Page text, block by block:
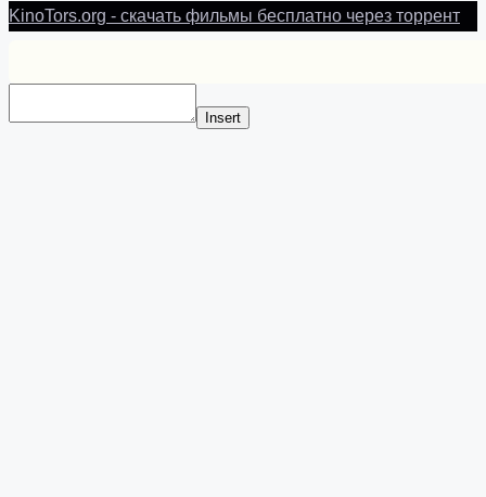
KinoTors.org - скачать фильмы бесплатно через торрент
Insert